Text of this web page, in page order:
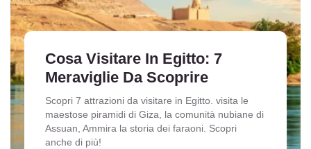
Cosa Visitare In Egitto: 7
Meraviglie Da Scoprire
Scopri 7 attrazioni da visitare in Egitto. visita le
maestose piramidi di Giza, la comunità nubiane di
Assuan, Ammira la storia dei faraoni. Scopri
anche di più!